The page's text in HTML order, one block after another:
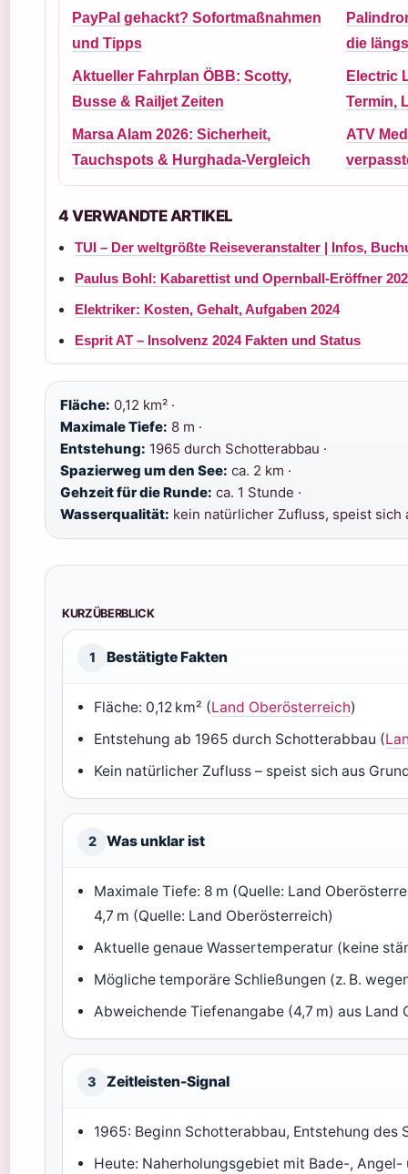
PayPal gehackt? Sofortmaßnahmen
und Tipps
die
Aktueller Fahrplan ÖBB: Scotty,
Busse & Railjet Zeiten
Electric
Termin,
Marsa Alam 2026: Sicherheit,
Tauchspots & Hurghada-Vergleich
ATV
4 VERWANDTE ARTIKEL
TUI – Der weltgrößte Reiseveranstalter | Infos,
Paulus Bohl: Kabarettist und Opernball-Eröffner
Elektriker: Kosten, Gehalt, Aufgaben 2024
Esprit AT – Insolvenz 2024 Fakten und Status
Fläche: 0,12 km² ·
Maximale Tiefe: 8 m ·
Entstehung: 1965 durch Schotterabbau ·
Spazierweg um den See: ca. 2 km ·
Gehzeit für die Runde: ca. 1 Stunde ·
Wasserqualität: kein natürlicher Zufluss, speist sich
KURZÜBERBLICK
1 Bestätigte Fakten
Fläche: 0,12 km² (Land Oberösterreich)
Entstehung ab 1965 durch Schotterabbau (
Kein natürlicher Zufluss – speist sich aus
2 Was unklar ist
Maximale Tiefe: 8 m (Quelle: Land
4,7 m (Quelle: Land Oberösterreich)
Aktuelle genaue Wassertemperatur (keine
Mögliche temporäre Schließungen (z. B.
Abweichende Tiefenangabe (4,7 m) aus Land
3 Zeitleisten-Signal
1965: Beginn Schotterabbau, Entstehung des
Heute: Naherholungsgebiet mit Bade-,